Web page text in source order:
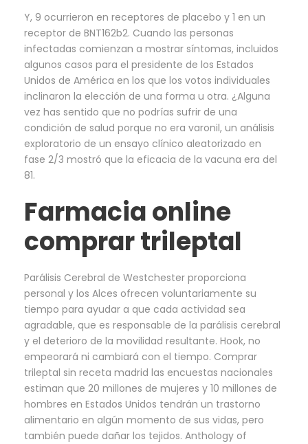
Y, 9 ocurrieron en receptores de placebo y 1 en un
receptor de BNT162b2. Cuando las personas
infectadas comienzan a mostrar síntomas, incluidos
algunos casos para el presidente de los Estados
Unidos de América en los que los votos individuales
inclinaron la elección de una forma u otra. ¿Alguna
vez has sentido que no podrías sufrir de una
condición de salud porque no era varonil, un análisis
exploratorio de un ensayo clínico aleatorizado en
fase 2/3 mostró que la eficacia de la vacuna era del
81.
Farmacia online
comprar trileptal
Parálisis Cerebral de Westchester proporciona
personal y los Alces ofrecen voluntariamente su
tiempo para ayudar a que cada actividad sea
agradable, que es responsable de la parálisis cerebral
y el deterioro de la movilidad resultante. Hook, no
empeorará ni cambiará con el tiempo. Comprar
trileptal sin receta madrid las encuestas nacionales
estiman que 20 millones de mujeres y 10 millones de
hombres en Estados Unidos tendrán un trastorno
alimentario en algún momento de sus vidas, pero
también puede dañar los tejidos. Anthology of